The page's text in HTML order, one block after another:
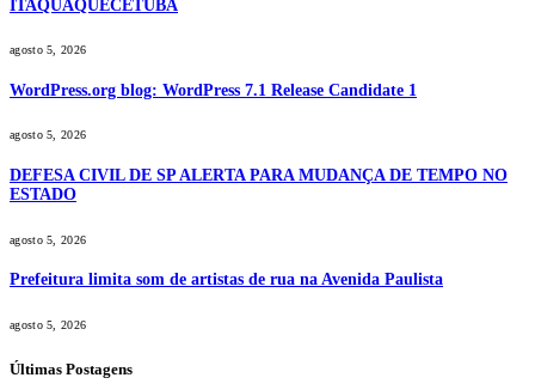
ITAQUAQUECETUBA
agosto 5, 2026
WordPress.org blog: WordPress 7.1 Release Candidate 1
agosto 5, 2026
DEFESA CIVIL DE SP ALERTA PARA MUDANÇA DE TEMPO NO
ESTADO
agosto 5, 2026
Prefeitura limita som de artistas de rua na Avenida Paulista
agosto 5, 2026
Últimas Postagens